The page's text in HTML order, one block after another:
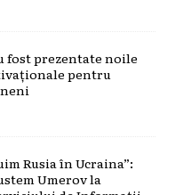
fost prezentate noile
pentru
Rusia în Ucraina”:
Umerov la